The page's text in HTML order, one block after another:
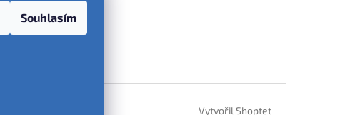
Souhlasím
Vytvořil Shoptet